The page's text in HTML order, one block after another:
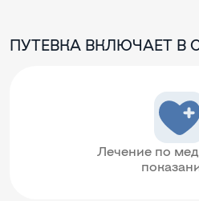
ПУТЕВКА ВКЛЮЧАЕТ В
Лечение по